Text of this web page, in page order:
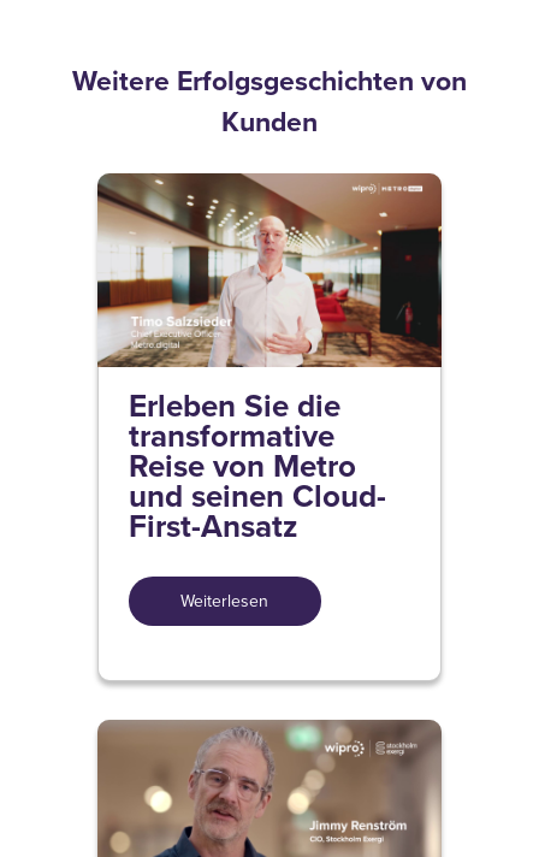
Weitere Erfolgsgeschichten von
Kunden
Erleben Sie die
transformative
Reise von Metro
und seinen Cloud-
First-Ansatz
Weiterlesen